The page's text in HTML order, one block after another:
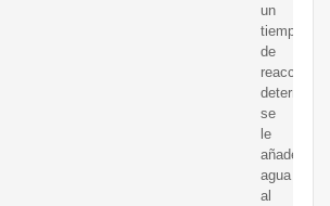
un
tiempo
de
reacción
se
le
añade
agua
al